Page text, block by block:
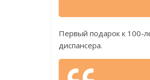
Первый подарок к 100-
диспансера.